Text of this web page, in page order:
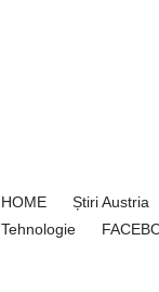
HOME Știri Austria
Tehnologie